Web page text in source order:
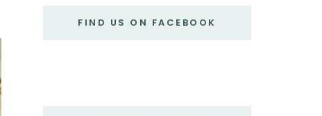
FIND US ON FACEBOOK